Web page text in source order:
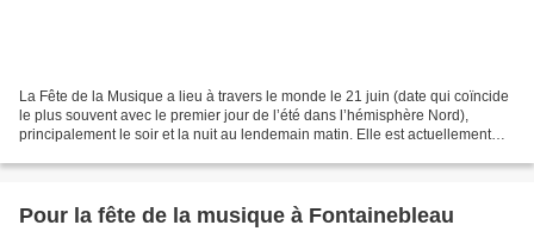
La Fête de la Musique a lieu à travers le monde le 21 juin (date qui coïncide
le plus souvent avec le premier jour de l’été dans l’hémisphère Nord),
principalement le soir et la nuit au lendemain matin. Elle est actuellement
Pour la fête de la musique à Fontainebleau